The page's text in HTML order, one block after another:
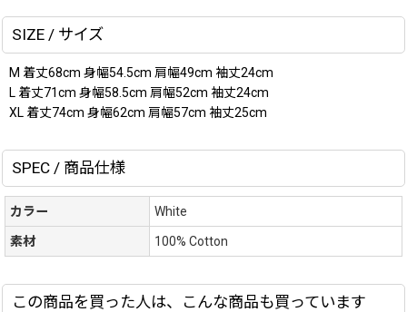
SIZE / サイズ
M 着丈68cm 身幅54.5cm 肩幅49cm 袖丈24cm
L 着丈71cm 身幅58.5cm 肩幅52cm 袖丈24cm
XL 着丈74cm 身幅62cm 肩幅57cm 袖丈25cm
SPEC / 商品仕様
カラー White
素材 100% Cotton
この商品を買った人は、こんな商品も買っています